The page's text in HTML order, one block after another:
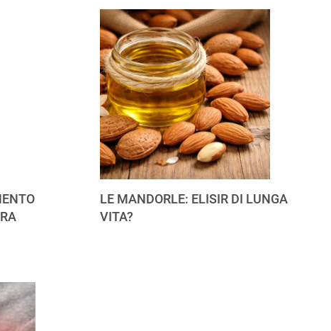
LE MANDORLE: ELISIR DI LUNGA
VITA?